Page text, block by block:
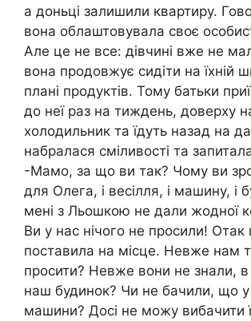
а доньці залишили квартиру.
вона облаштовувала своє
Але це не все: дівчині вже не
вона продовжує сидіти на їхній
плані продуктів. Тому батьки
до неї раз на тиждень, доверху
холодильник та їдуть назад на
набралася сміливості та
-Мамо, за що ви так? Чому ви
для Олега, і весілля, і машину, і
мені з Льошкою не дали жодної
Ви у нас нічого не просили!
поставила на місце. Невже нам
просити? Невже вони не знали, в
наш будинок? Чи не бачили, що
машини? Досі не можу вибачити